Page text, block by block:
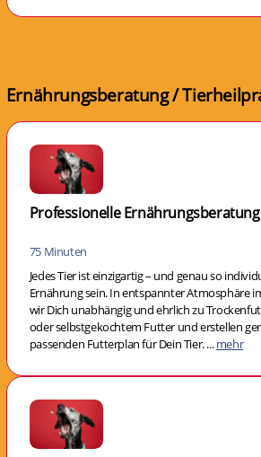
Ernährungsberatung /
Professionelle Ernährungsberatung
75 Minuten
Jedes Tier ist einzigartig – und genau so
Ernährung sein. In entspannter Atmosphäre
wir Dich unabhängig und ehrlich zu
oder selbstgekochtem Futter und erstellen
passenden Futterplan für Dein Tier. ...mehr